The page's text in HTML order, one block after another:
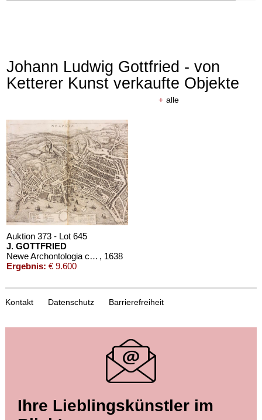
Johann Ludwig Gottfried - von
Ketterer Kunst verkaufte Objekte
+ alle
Auktion 373 - Lot 645
J. GOTTFRIED
Newe Archontologia cosmica. 1638. , 1638
Ergebnis: € 9.600
J. GOTTFRIED
Neuwe Archontologia cosmica , 1638
Kontakt Datenschutz Barrierefreiheit
Ihre Lieblingskünstler im